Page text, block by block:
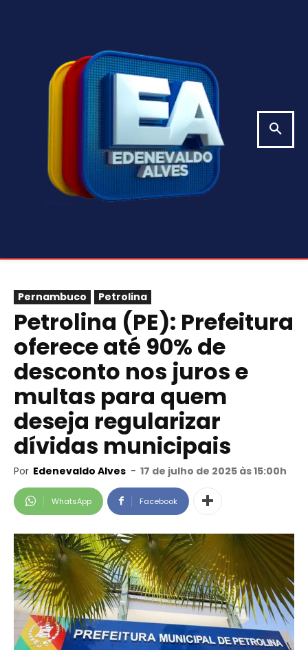
Pernambuco Petrolina
Petrolina (PE): Prefeitura
oferece até 90% de
desconto nos juros e
multas para quem
deseja regularizar
dívidas municipais
Por Edenevaldo Alves - 17 de julho de 2025 às 15:00h
WhatsApp Facebook